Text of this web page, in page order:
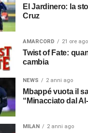
El Jardinero: la
Cruz
AMARCORD 21 ore ago
Twist of Fate:
cambia
NEWS 2 anni ago
Mbappé vuota il
“Minacciato dal
MILAN 2 anni ago